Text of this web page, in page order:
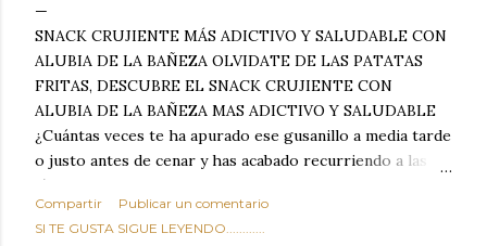
SNACK CRUJIENTE MÁS ADICTIVO Y SALUDABLE CON
ALUBIA DE LA BAÑEZA OLVIDATE DE LAS PATATAS
FRITAS, DESCUBRE EL SNACK CRUJIENTE CON
ALUBIA DE LA BAÑEZA MAS ADICTIVO Y SALUDABLE
¿Cuántas veces te ha apurado ese gusanillo a media tarde
o justo antes de cenar y has acabado recurriendo a las
típicas patatas de bolsa, frutos secos fritos o snacks
ultraprocesados llenos de grasas saturadas y sodio?
Todos hemos estado ahí. Sin embargo, cuidarse no tiene
Compartir
Publicar un comentario
SI TE GUSTA SIGUE LEYENDO............